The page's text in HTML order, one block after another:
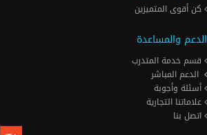
كن أقوى المتميزين
الدعم والمساعدة
قسم خدمة المتدرب
الدعم المباشر
أسئلة وأجوبة
علاماتنا التجارية
اتصل بنا